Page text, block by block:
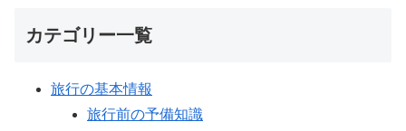
カテゴリー一覧
旅行の基本情報
旅行前の予備知識